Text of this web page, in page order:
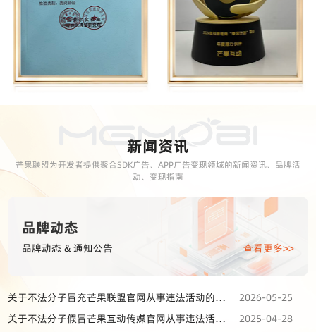
新闻资讯
芒果联盟为开发者提供聚合SDK广告、APP广告变现领域的新闻资讯、品牌活
动、变现指南
品牌动态
品牌动态 & 通知公告 查看更多>>
关于不法分子冒充芒果联盟官网从事违法活动的严正声明
2026-05-25
关于不法分子假冒芒果互动传媒官网从事违法活动的严正声明
2025-04-28